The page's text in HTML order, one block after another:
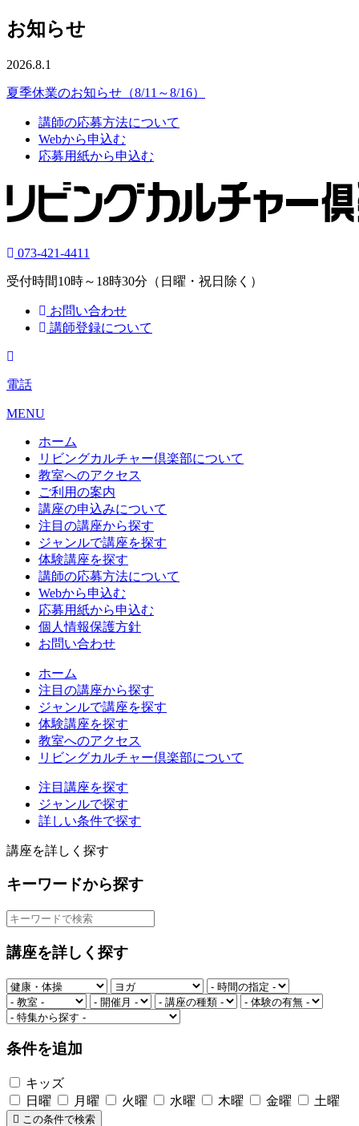
お知らせ
2026.8.1
夏季休業のお知らせ（8/11～8/16）
講師の応募方法について
Webから申込む
応募用紙から申込む
073-421-4411
受付時間10時～18時30分（日曜・祝日除く）
お問い合わせ
講師登録について
電話
MENU
ホーム
リビングカルチャー倶楽部について
教室へのアクセス
ご利用の案内
講座の申込みについて
注目の講座から探す
ジャンルで講座を探す
体験講座を探す
講師の応募方法について
Webから申込む
応募用紙から申込む
個人情報保護方針
お問い合わせ
ホーム
注目の講座から探す
ジャンルで講座を探す
体験講座を探す
教室へのアクセス
リビングカルチャー倶楽部について
注目講座を探す
ジャンルで探す
詳しい条件で探す
講座を詳しく探す
キーワードから探す
講座を詳しく探す
条件を追加
キッズ
日曜
月曜 火曜 水曜 木曜 金曜 土曜
この条件で検索